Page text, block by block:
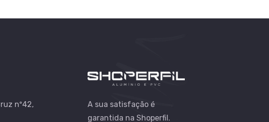
nº42,
A sua satisfação é
garantida na Shoperfil.